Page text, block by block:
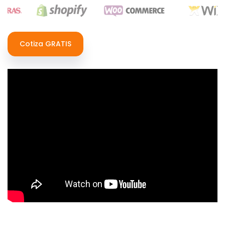
Cotiza GRATIS